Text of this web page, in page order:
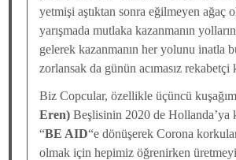
yetmişi aştıktan sonra eğilmeyen
yarışmada mutlaka kazanmanın
gelerek kazanmanın her yolunu inatla
zorlansak da günün acımasız
Biz Copcular, özellikle üçüncü
Eren) Beşlisinin 2020 de Hollanda’ya
“BE AID“e dönüşerek Corona
olmak için hepimiz öğrenirken